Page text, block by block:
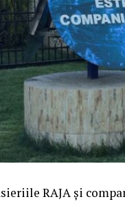
RAJA și